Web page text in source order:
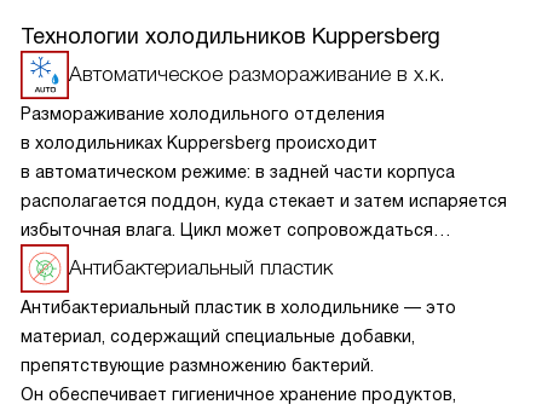
Технологии холодильников Kuppersberg
Автоматическое размораживание в х.к.
Размораживание холодильного отделения
в холодильниках Kuppersberg происходит
в автоматическом режиме: в задней части корпуса
располагается поддон, куда стекает и затем испаряется
избыточная влага. Цикл может сопровождаться
небольшим шумом. Процесс не требует участия человека,
более того, применение дополнительных средств
категорически не рекомендуется.
Антибактериальный пластик
Антибактериальный пластик в холодильнике — это
материал, содержащий специальные добавки,
препятствующие размножению бактерий.
Он обеспечивает гигиеничное хранение продуктов,